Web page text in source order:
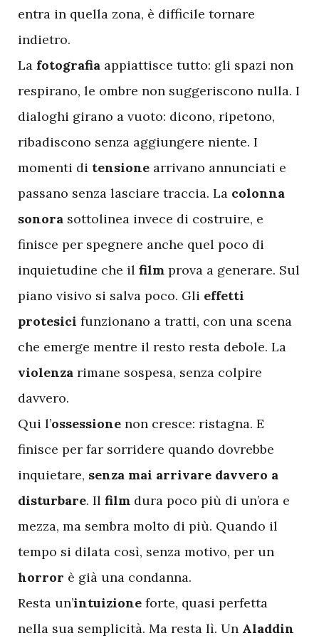
entra in quella zona, è difficile tornare
indietro.
La fotografia appiattisce tutto: gli spazi non
respirano, le ombre non suggeriscono nulla. I
dialoghi girano a vuoto: dicono, ripetono,
ribadiscono senza aggiungere niente. I
momenti di tensione arrivano annunciati e
passano senza lasciare traccia. La colonna
sonora sottolinea invece di costruire, e
finisce per spegnere anche quel poco di
inquietudine che il film prova a generare. Sul
piano visivo si salva poco. Gli effetti
protesici funzionano a tratti, con una scena
che emerge mentre il resto resta debole. La
violenza rimane sospesa, senza colpire
davvero.
Qui l’ossessione non cresce: ristagna. E
finisce per far sorridere quando dovrebbe
inquietare, senza mai arrivare davvero a
disturbare. Il film dura poco più di un’ora e
mezza, ma sembra molto di più. Quando il
tempo si dilata così, senza motivo, per un
horror è già una condanna.
Resta un’intuizione forte, quasi perfetta
nella sua semplicità. Ma resta lì. Un Aladdin